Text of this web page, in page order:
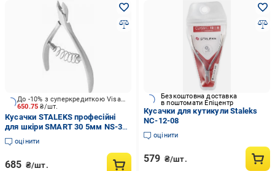
650.75₴/шт.
До -10% з суперкредиткою Visa Вигода
Кусачки STALEKS професійні
для шкіри SMART 30 5мм NS-30-
5
оцінити
685 ₴/шт.
Безкоштовна доставка
в поштомати Епіцентр
Кусачки для кутикули Staleks
NC-12-08
оцінити
579 ₴/шт.